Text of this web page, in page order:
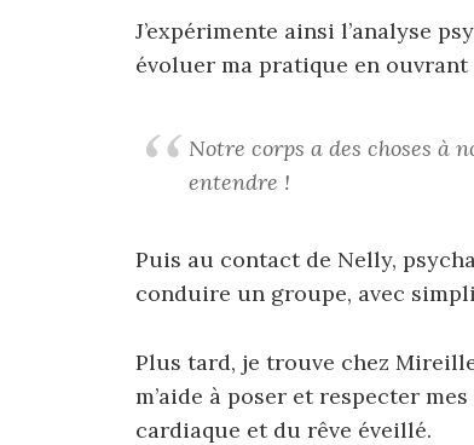
J’expérimente ainsi l’analyse
évoluer ma pratique en
Notre corps a des choses à
entendre !
Puis au contact de Nelly,
conduire un groupe, avec
Plus tard, je trouve chez
m’aide à poser et respecter
cardiaque et du rêve éveillé.